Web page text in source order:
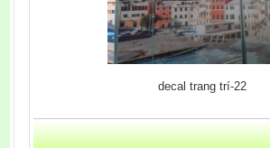
decal trang trí-22